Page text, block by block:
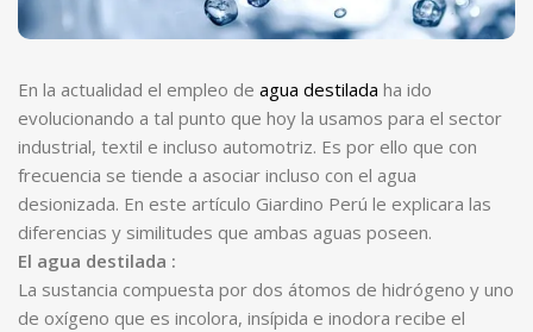
En la actualidad el empleo de agua destilada ha ido
evolucionando a tal punto que hoy la usamos para el sector
industrial, textil e incluso automotriz. Es por ello que con
frecuencia se tiende a asociar incluso con el agua
desionizada. En este artículo Giardino Perú le explicara las
diferencias y similitudes que ambas aguas poseen.
El agua destilada :
La sustancia compuesta por dos átomos de hidrógeno y uno
de oxígeno que es incolora, insípida e inodora recibe el